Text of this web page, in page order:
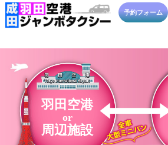
成田空港
料金表
車種・荷物 お支払方法
予約フォーム
羽田空港
or
周辺施設